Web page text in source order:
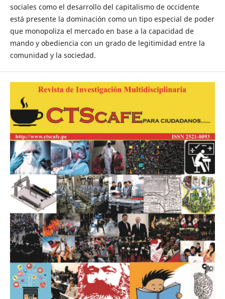
sociales como el desarrollo del capitalismo de occidente
está presente la dominación como un tipo especial de poder
que monopoliza el mercado en base a la capacidad de
mando y obediencia con un grado de legitimidad entre la
comunidad y la sociedad.